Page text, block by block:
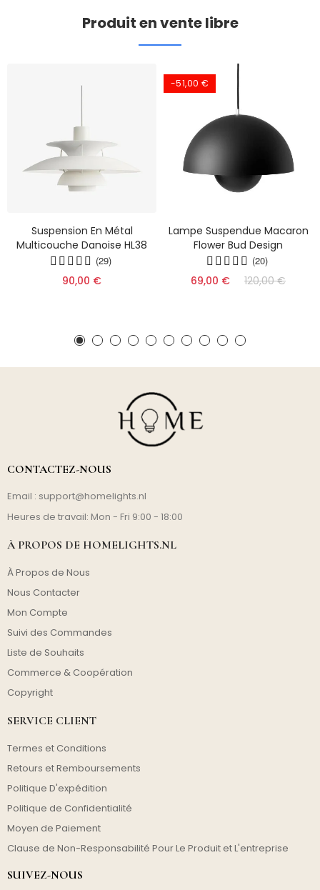
Produit en vente libre
Suspension En Métal
Multicouche Danoise HL38
(29)
90,00 €
-51,00 €
Lampe Suspendue Macaron
Flower Bud Design
(20)
69,00 € 120,00 €
CONTACTEZ-NOUS
Email : support@homelights.nl
Heures de travail: Mon - Fri 9:00 - 18:00
À PROPOS DE HOMELIGHTS.NL
À Propos de Nous
Nous Contacter
Mon Compte
Suivi des Commandes
Liste de Souhaits
Commerce & Coopération
Copyright
SERVICE CLIENT
Termes et Conditions
Retours et Remboursements
Politique D'expédition
Politique de Confidentialité
Moyen de Paiement
Clause de Non-Responsabilité Pour Le Produit et L'entreprise
SUIVEZ-NOUS